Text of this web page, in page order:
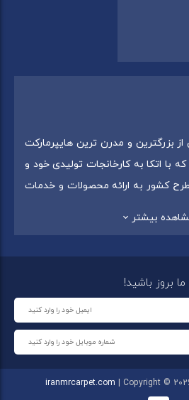
بزرگترین و مدرن ترین هایپرمارکت
با اتکا به کارخانجات تولیدی خود و
کشور به ارائه محصولات و خدمات
قزوین (شهر قزوین)
بهترین برند ها و بافته های ایران
دستبافتوتابلو فرش دستبافت
بیشتر
بروز باشید!
iranmrcarpet.com | Copyright ©